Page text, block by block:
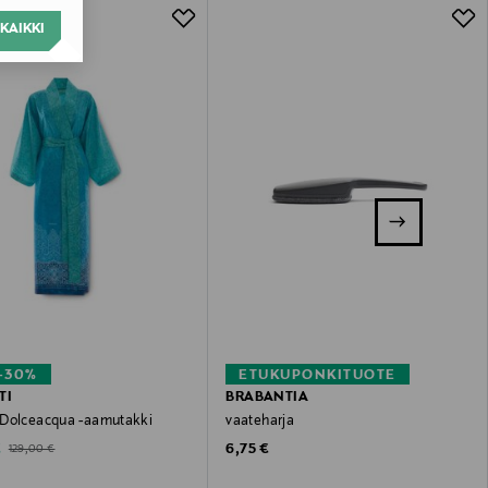
-aamutakki
Price
Original Price
129,00 €
ETUKUPONKITUOTE
BRABANTIA
vaateharja
Original Price
6,75 €